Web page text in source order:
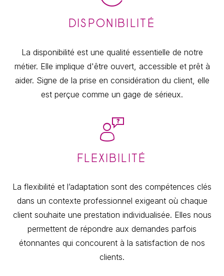
DISPONIBILITÉ
La disponibilité est une qualité essentielle de notre
métier. Elle implique d'être ouvert, accessible et prêt à
aider. Signe de la prise en considération du client, elle
est perçue comme un gage de sérieux.
FLEXIBILITÉ
La flexibilité et l’adaptation sont des compétences clés
dans un contexte professionnel exigeant où chaque
client souhaite une prestation individualisée. Elles nous
permettent de répondre aux demandes parfois
étonnantes qui concourent à la satisfaction de nos
clients.